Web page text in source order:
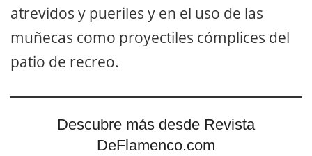
atrevidos y pueriles y en el uso de las
muñecas como proyectiles cómplices del
patio de recreo.
Descubre más desde Revista
DeFlamenco.com